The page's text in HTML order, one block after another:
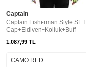
Captain
Captain Fisherman Style SET
Cap+Eldiven+Kolluk+Buff
1.087,99 TL